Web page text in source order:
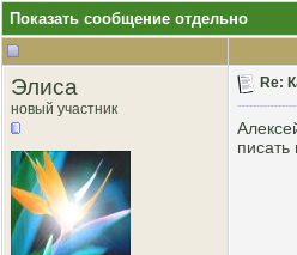
Показать сообщение отдельно
Элиса
новый участник
Re:
писать